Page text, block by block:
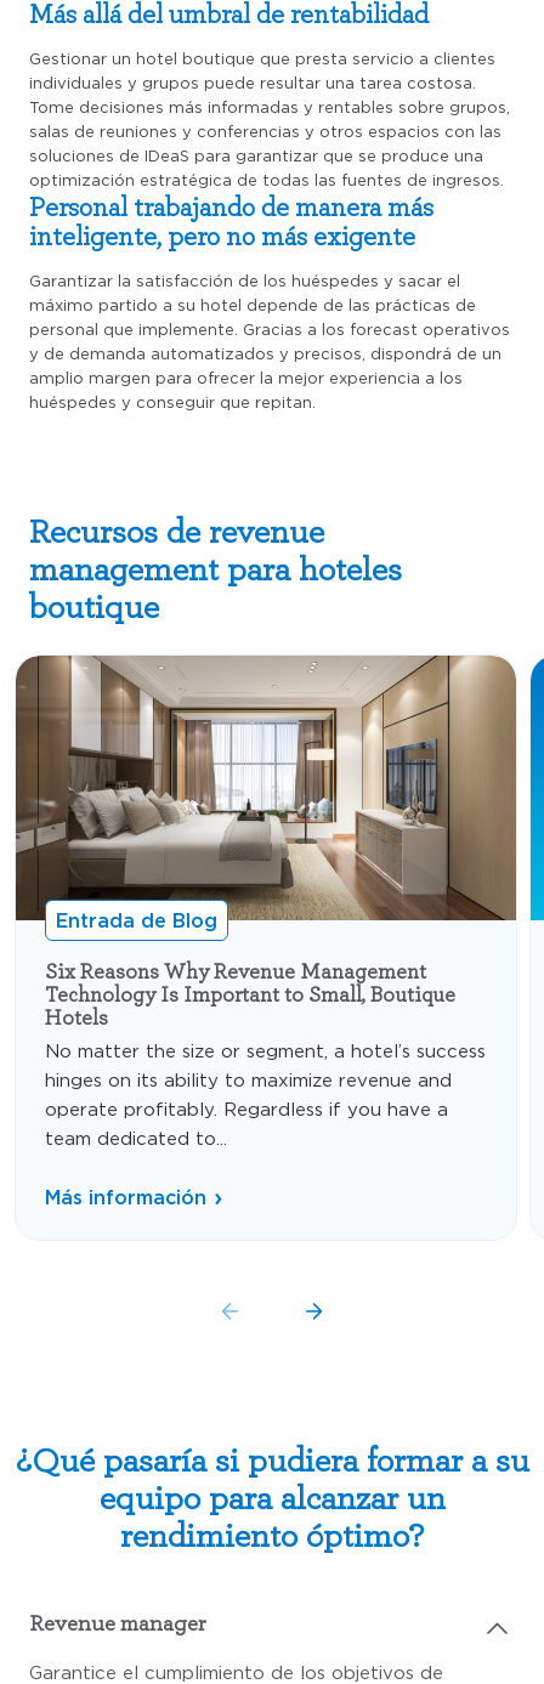
Más allá del umbral de rentabilidad
Gestionar un hotel boutique que presta servicio a clientes
individuales y grupos puede resultar una tarea costosa.
Tome decisiones más informadas y rentables sobre grupos,
salas de reuniones y conferencias y otros espacios con las
soluciones de IDeaS para garantizar que se produce una
optimización estratégica de todas las fuentes de ingresos.
Personal trabajando de manera más
inteligente, pero no más exigente
Garantizar la satisfacción de los huéspedes y sacar el
máximo partido a su hotel depende de las prácticas de
personal que implemente. Gracias a los forecast operativos
y de demanda automatizados y precisos, dispondrá de un
amplio margen para ofrecer la mejor experiencia a los
huéspedes y conseguir que repitan.
Recursos de revenue
management para hoteles
boutique
Entrada de Blog
Six Reasons Why Revenue Management
Technology Is Important to Small, Boutique
Hotels
No matter the size or segment, a hotel’s success
hinges on its ability to maximize revenue and
operate profitably. Regardless if you have a
team dedicated to...
Más información
¿Qué pasaría si pudiera formar a su
equipo para alcanzar un
rendimiento óptimo?
Revenue manager
Garantice el cumplimiento de los objetivos de